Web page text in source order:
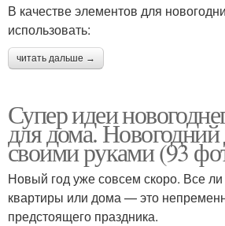
В качестве элементов для
использовать:
читать дальше →
Супер идеи
для дома.
своими руками (93
Новый год уже совсем скоро. Все
квартиры или дома — это
предстоящего праздника.